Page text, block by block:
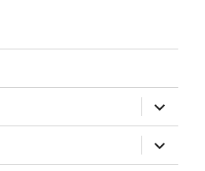
submenu
submenu